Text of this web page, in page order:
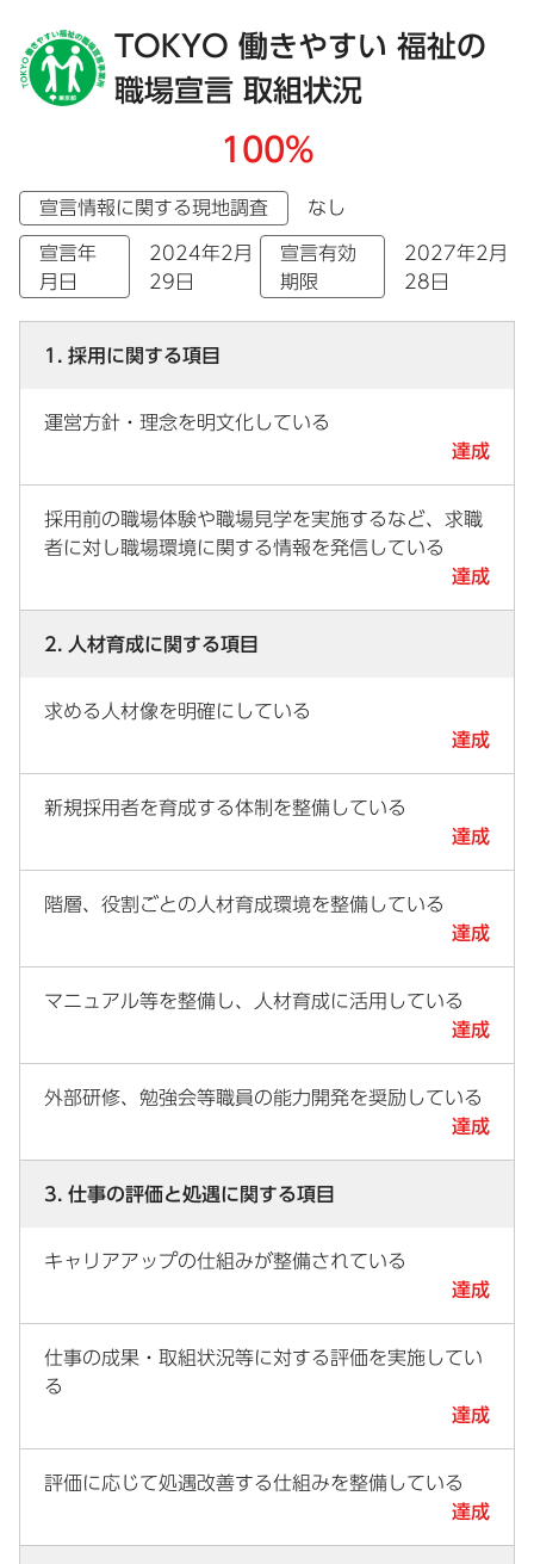
TOKYO 働きやすい 福祉の
職場宣言 取組状況
100%
宣言情報に関する現地調査 なし
宣言年
月日
2024年2月
29日
宣言有効
期限
2027年2月
28日
1. 採用に関する項目
運営方針・理念を明文化している
達成
採用前の職場体験や職場見学を実施するなど、求職
者に対し職場環境に関する情報を発信している
達成
2. 人材育成に関する項目
求める人材像を明確にしている
達成
新規採用者を育成する体制を整備している
達成
階層、役割ごとの人材育成環境を整備している
達成
マニュアル等を整備し、人材育成に活用している
達成
外部研修、勉強会等職員の能力開発を奨励している
達成
3. 仕事の評価と処遇に関する項目
キャリアアップの仕組みが整備されている
達成
仕事の成果・取組状況等に対する評価を実施してい
る
達成
評価に応じて処遇改善する仕組みを整備している
達成